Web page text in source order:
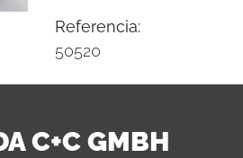
Referencia:
50520
C+C GMBH